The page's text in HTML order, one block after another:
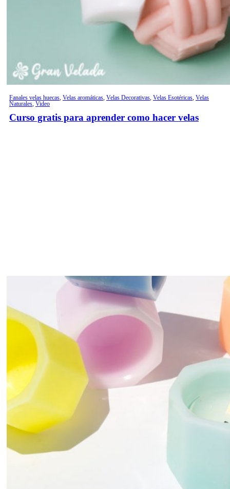
Fanales velas huecas, Velas aromáticas, Velas Decorativas, Velas Esotéricas, Velas
Naturales, Video
Curso gratis para aprender como hacer velas